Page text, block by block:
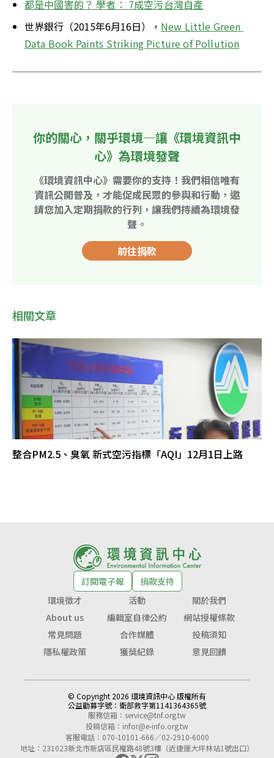
都是中國害的？ 學者： 7成空污台灣自產
世界銀行（2015年6月16日）， New Little Green
Data Book Paints Striking Picture of Pollution
你的關心，關乎環境—讓《環境資訊中
心》為環境發聲
《環境資訊中心》需要你的支持！我們相信唯有
資訊公開普及，才能促成民眾的參與和行動，邀
請您加入定期捐款的行列，讓我們持續為環境發
聲。
前往捐款
相關文章
整合PM2.5、臭氧 新式空污指標「AQI」12月1日上路
訂閱電子報
捐款支持
環境徵才
活動
關於我們
About us
編輯室自律公約
網站授權條款
常見問題
合作媒體
投稿須知
隱私權政策
獲獎紀錄 意見回饋
© Copyright 2026 環境資訊中心 版權所有
公益勸募字號： 衛部救字第1141364365號
服務信箱： service@tnf.org.tw
投稿信箱： infor@e-info.org.tw
客服電話：070-10101-666／02-2910-6000
地址：231023新北市新店區民權路48號3樓（近捷運大坪林站1號出口）